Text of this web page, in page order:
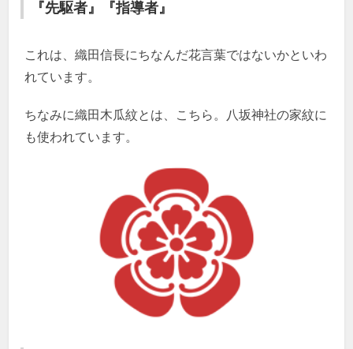
『先駆者』『指導者』
これは、織田信長にちなんだ花言葉ではないかといわ
れています。
ちなみに織田木瓜紋とは、こちら。八坂神社の家紋に
も使われています。